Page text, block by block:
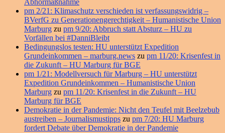
Abhörmaßnahme
pm 2/21: Klimaschutz verschieden ist verfassungswidrig –
BVerfG zu Generationengerechtigkeit – Humanistische Union
Marburg zu pm 9/20: Abbruch statt Absturz – HU zu
Vorfällen bei #DanniBleibt
Bedingungslos testen: HU unterstützt Expedition
Grundeinkommen – marburg.news zu pm 11/20: Krisenfest in
die Zukunft – HU Marburg für BGE
pm 1/21: Modellversuch für Marburg – HU unterstützt
Expedition Grundeinkommen – Humanistische Union
Marburg zu pm 11/20: Krisenfest in die Zukunft – HU
Marburg für BGE
Demokratie in der Pandemie: Nicht den Teufel mit Beelzebub
austreiben – Journalismustipps zu pm 7/20: HU Marburg
fordert Debate über Demokratie in der Pandemie